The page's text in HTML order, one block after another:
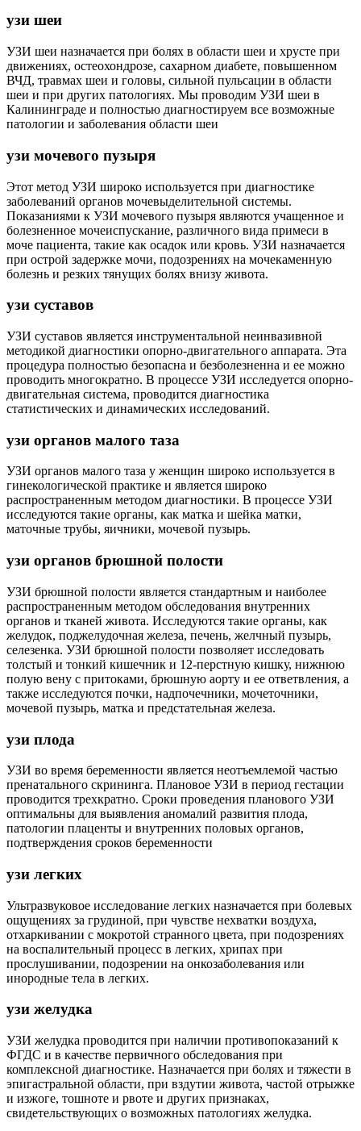
узи шеи
УЗИ шеи назначается при болях в области шеи и хрусте при
движениях, остеохондрозе, сахарном диабете, повышенном
ВЧД, травмах шеи и головы, сильной пульсации в области
шеи и при других патологиях. Мы проводим УЗИ шеи в
Калининграде и полностью диагностируем все возможные
патологии и заболевания области шеи
узи мочевого пузыря
Этот метод УЗИ широко используется при диагностике
заболеваний органов мочевыделительной системы.
Показаниями к УЗИ мочевого пузыря являются учащенное и
болезненное мочеиспускание, различного вида примеси в
моче пациента, такие как осадок или кровь. УЗИ назначается
при острой задержке мочи, подозрениях на мочекаменную
болезнь и резких тянущих болях внизу живота.
узи суставов
УЗИ суставов является инструментальной неинвазивной
методикой диагностики опорно-двигательного аппарата. Эта
процедура полностью безопасна и безболезненна и ее можно
проводить многократно. В процессе УЗИ исследуется опорно-
двигательная система, проводится диагностика
статистических и динамических исследований.
узи органов малого таза
УЗИ органов малого таза у женщин широко используется в
гинекологической практике и является широко
распространенным методом диагностики. В процессе УЗИ
исследуются такие органы, как матка и шейка матки,
маточные трубы, яичники, мочевой пузырь.
узи органов брюшной полости
УЗИ брюшной полости является стандартным и наиболее
распространенным методом обследования внутренних
органов и тканей живота. Исследуются такие органы, как
желудок, поджелудочная железа, печень, желчный пузырь,
селезенка. УЗИ брюшной полости позволяет исследовать
толстый и тонкий кишечник и 12-перстную кишку, нижнюю
полую вену с притоками, брюшную аорту и ее ответвления, а
также исследуются почки, надпочечники, мочеточники,
мочевой пузырь, матка и предстательная железа.
узи плода
УЗИ во время беременности является неотъемлемой частью
пренатального скрининга. Плановое УЗИ в период гестации
проводится трехкратно. Сроки проведения планового УЗИ
оптимальны для выявления аномалий развития плода,
патологии плаценты и внутренних половых органов,
подтверждения сроков беременности
узи легких
Ультразвуковое исследование легких назначается при болевых
ощущениях за грудиной, при чувстве нехватки воздуха,
отхаркивании с мокротой странного цвета, при подозрениях
на воспалительный процесс в легких, хрипах при
прослушивании, подозрении на онкозаболевания или
инородные тела в легких.
узи желудка
УЗИ желудка проводится при наличии противопоказаний к
ФГДС и в качестве первичного обследования при
комплексной диагностике. Назначается при болях и тяжести в
эпигастральной области, при вздутии живота, частой отрыжке
и изжоге, тошноте и рвоте и других признаках,
свидетельствующих о возможных патологиях желудка.